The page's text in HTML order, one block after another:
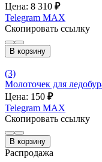
Цена: 8 310 ₽
Telegram MAX
Скопировать ссылку
В корзину
(3)
Молоточек для
Цена: 150 ₽
Telegram MAX
Скопировать ссылку
В корзину
Распродажа